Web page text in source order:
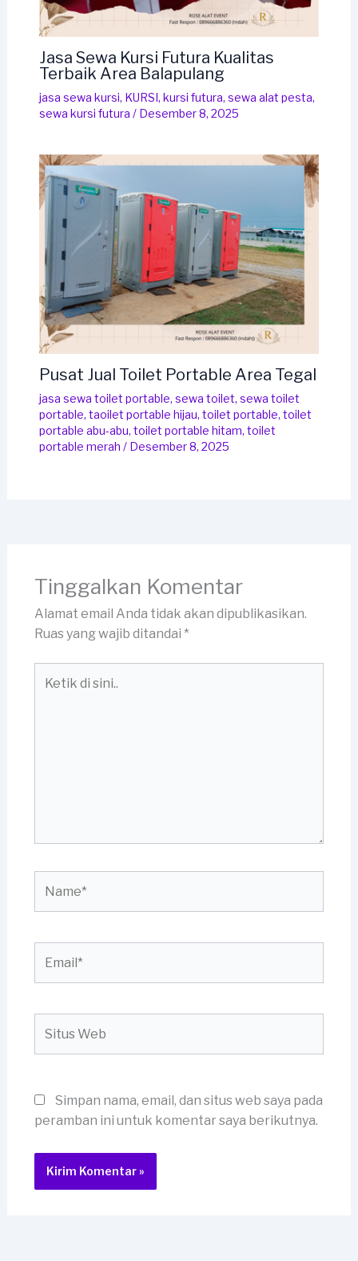
Jasa Sewa Kursi Futura Kualitas
Terbaik Area Balapulang
jasa sewa kursi, KURSI , kursi futura, sewa alat pesta,
sewa kursi futura / Desember 8, 2025
Pusat Jual Toilet Portable Area Tegal
jasa sewa toilet portable, sewa toilet, sewa toilet
portable, taoilet portable hijau, toilet portable, toilet
portable abu-abu, toilet portable hitam, toilet
portable merah / Desember 8, 2025
Tinggalkan Komentar
Alamat email Anda tidak akan dipublikasikan.
Ruas yang wajib ditandai *
Web
Simpan nama, email, dan situs web saya pada
peramban ini untuk komentar saya berikutnya.